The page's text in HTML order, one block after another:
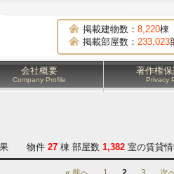
掲載建物数： 8,220棟
掲載部屋数： 233,023
会社概要
Company Profile
著作権
Privacy
果 物件 27 棟 部屋数 1,382 室の賃貸